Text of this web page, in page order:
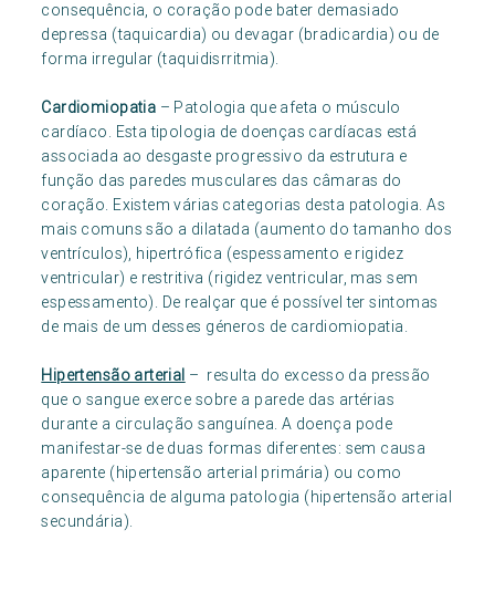
consequência, o coração pode bater demasiado
depressa (taquicardia) ou devagar (bradicardia) ou de
forma irregular (taquidisrritmia).
Cardiomiopatia – Patologia que afeta o músculo
cardíaco. Esta tipologia de doenças cardíacas está
associada ao desgaste progressivo da estrutura e
função das paredes musculares das câmaras do
coração. Existem várias categorias desta patologia. As
mais comuns são a dilatada (aumento do tamanho dos
ventrículos), hipertrófica (espessamento e rigidez
ventricular) e restritiva (rigidez ventricular, mas sem
espessamento). De realçar que é possível ter sintomas
de mais de um desses géneros de cardiomiopatia.
Hipertensão arterial – resulta do excesso da pressão
que o sangue exerce sobre a parede das artérias
durante a circulação sanguínea. A doença pode
manifestar-se de duas formas diferentes: sem causa
aparente (hipertensão arterial primária) ou como
consequência de alguma patologia (hipertensão arterial
secundária).